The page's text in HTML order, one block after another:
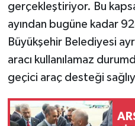
gerçekleştiriyor. Bu
ayından bugüne kadar
Büyükşehir Belediyesi
aracı kullanılamaz
geçici araç desteği